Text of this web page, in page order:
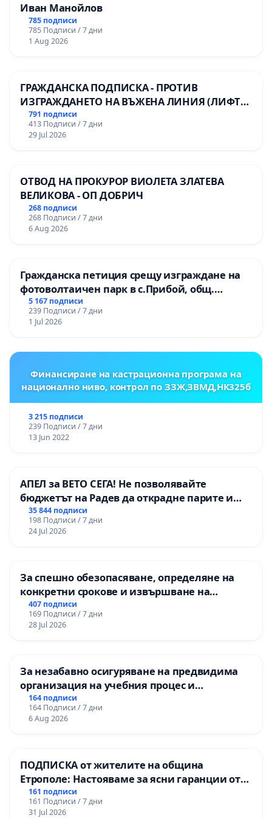
Иван Манойлов
785 подписи
785 Подписи / 7 дни
1 Aug 2026
ГРАЖДАНСКА ПОДПИСКА - ПРОТИВ
ИЗГРАЖДАНЕТО НА ВЪЖЕНА ЛИНИЯ (ЛИФТ)
НА ТЕРИТОРИЯТА НА ПРИРОДНА
ЗАБЕЛЕЖИТЕЛНОСТ „ХЪЛМ НА
ОСВОБОДИТЕЛИТЕ“ (БУНАРДЖИК)
791 подписи
413 Подписи / 7 дни
29 Jul 2026
ОТВОД НА ПРОКУРОР ВИОЛЕТА ЗЛАТЕВА
ВЕЛИКОВА - ОП ДОБРИЧ
268 подписи
268 Подписи / 7 дни
6 Aug 2026
Гражданска петиция срещу изграждане на
фотоволтаичен парк в с.Прибой, общ.
Радомир
5 167 подписи
239 Подписи / 7 дни
1 Jul 2026
Финансиране на кастрационна програма на
национално ниво, контрол по ЗЗЖ,ЗВМД,НК325б
3 215 подписи
239 Подписи / 7 дни
13 Jun 2022
АПЕЛ за ВЕТО СЕГА! Не позволявайте
бюджетът на Радев да открадне парите и
правата ни в тъмното
35 844 подписи
198 Подписи / 7 дни
24 Jul 2026
За спешно обезопасяване, определяне на
конкретни срокове и извършване на
цялостна рехабилитация на
републиканския път между пътен възел АМ
„Тракия“ - гр. Ихтиман - с. Мирово - к.к.
407 подписи
169 Подписи / 7 дни
28 Jul 2026
За незабавно осигуряване на предвидима
организация на учебния процес и
гарантиране на правото на равнопоставено
и качествено образование на учениците от
ОУ „Княз Александър I“ и Хуманитарна
164 подписи
164 Подписи / 7 дни
6 Aug 2026
ПОДПИСКА от жителите на община
Етрополе: Настояваме за ясни гаранции от
“Елаците-МЕД” АД и от държавата, че ще се
изпълнят всички екологични норми!
161 подписи
161 Подписи / 7 дни
31 Jul 2026